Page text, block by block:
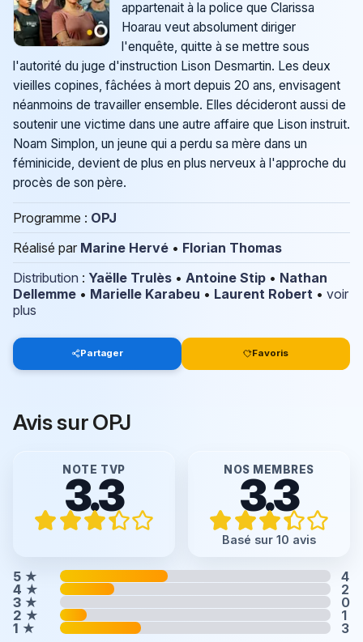
appartenait à la police que Clarissa
Hoarau veut absolument diriger
l'enquête, quitte à se mettre sous
l'autorité du juge d'instruction Lison Desmartin. Les deux
vieilles copines, fâchées à mort depuis 20 ans, envisagent
néanmoins de travailler ensemble. Elles décideront aussi de
soutenir une victime dans une autre affaire que Lison instruit.
Noam Simplon, un jeune qui a perdu sa mère dans un
féminicide, devient de plus en plus nerveux à l'approche du
procès de son père.
Programme : OPJ
Réalisé par Marine Hervé • Florian Thomas
Distribution : Yaëlle Trulès • Antoine Stip • Nathan
Dellemme • Marielle Karabeu • Laurent Robert • voir
plus
Partager Favoris
Avis sur OPJ
NOTE TVP
3.3 NOS MEMBRES
3.3
Basé sur 10 avis
5 ★
4
4 ★
2
3 ★
0
2 ★
1
1 ★ 3